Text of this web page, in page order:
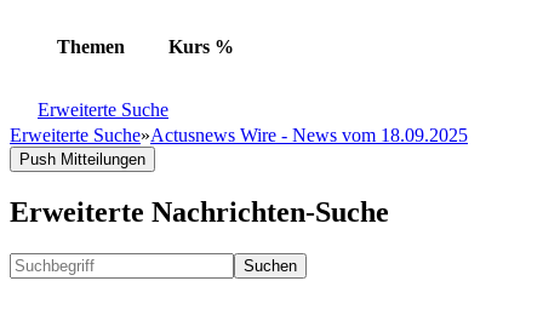
Themen Kurs %
Erweiterte Suche
Erweiterte Suche»Actusnews Wire - News vom 18.09.2025
Push Mitteilungen
Erweiterte Nachrichten-Suche
Suchen